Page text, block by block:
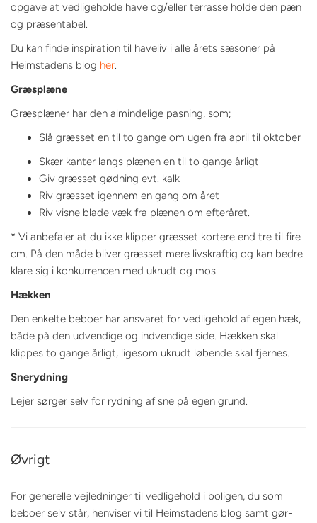
opgave at vedligeholde have og/eller terrasse holde den pæn
og præsentabel.
Du kan finde inspiration til haveliv i alle årets sæsoner på
Heimstadens blog her.
Græsplæne
Græsplæner har den almindelige pasning, som;
Slå græsset en til to gange om ugen fra april til oktober
Skær kanter langs plænen en til to gange årligt
Giv græsset gødning evt. kalk
Riv græsset igennem en gang om året
Riv visne blade væk fra plænen om efteråret.
* Vi anbefaler at du ikke klipper græsset kortere end tre til fire
cm. På den måde bliver græsset mere livskraftig og kan bedre
klare sig i konkurrencen med ukrudt og mos.
Hækken
Den enkelte beboer har ansvaret for vedligehold af egen hæk,
både på den udvendige og indvendige side. Hækken skal
klippes to gange årligt, ligesom ukrudt løbende skal fjernes.
Snerydning
Lejer sørger selv for rydning af sne på egen grund.
Øvrigt
For generelle vejledninger til vedligehold i boligen, du som
beboer selv står, henviser vi til Heimstadens blog samt gør-